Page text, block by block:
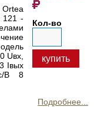
Кол-во
купить
121 -
Uвх,
Iвых
В 8
Подробнее...